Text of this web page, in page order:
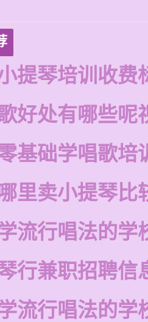
提琴培训收费
好处有哪些呢
基础学唱歌培
里卖小提琴比
流行唱法的学
行兼职招聘信
流行唱法的学